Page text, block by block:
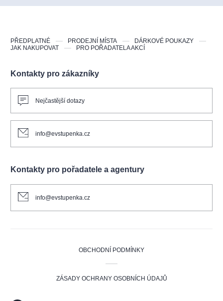
Kontakty pro zákazníky
Nejčastější dotazy
info@evstupenka.cz
Kontakty pro pořadatele a agentury
info@evstupenka.cz
PŘEDPLATNÉ PRODEJNÍ MÍSTA
DÁRKOVÉ POUKAZY
JAK NAKUPOVAT
PRO POŘADATELA AKCÍ
OBCHODNÍ PODMÍNKY
ZÁSADY OCHRANY OSOBNÍCH ÚDAJŮ